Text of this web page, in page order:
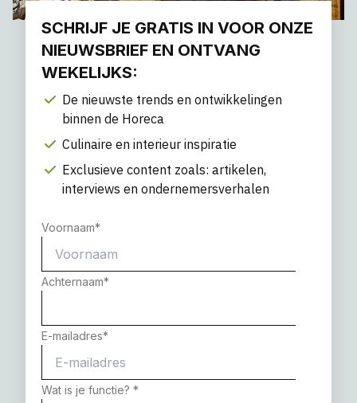
SCHRIJF JE GRATIS IN VOOR ONZE
NIEUWSBRIEF EN ONTVANG
WEKELIJKS:
De nieuwste trends en ontwikkelingen
binnen de Horeca
Culinaire en interieur inspiratie
Exclusieve content zoals: artikelen,
interviews en ondernemersverhalen
Voornaam*
Achternaam*
E-mailadres*
Wat is je functie? *